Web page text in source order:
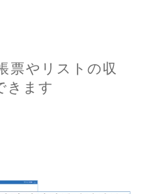
リストの収
きます